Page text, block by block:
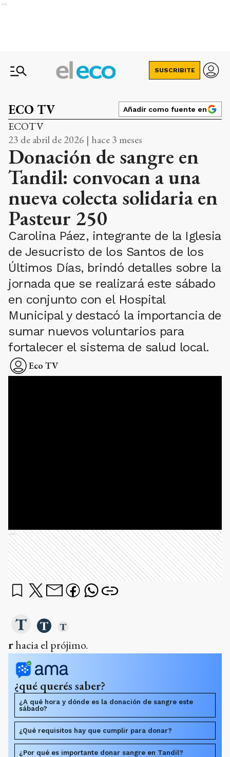
Ads
SUSCRIBITE
ECO TV Añadir como fuente en
ECOTV
23 de abril de 2026 | hace 3 meses
Donación de sangre en
Tandil: convocan a una
nueva colecta solidaria en
Pasteur 250
Carolina Páez, integrante de la Iglesia
de Jesucristo de los Santos de los
Últimos Días, brindó detalles sobre la
jornada que se realizará este sábado
en conjunto con el Hospital
Municipal y destacó la importancia de
sumar nuevos voluntarios para
fortalecer el sistema de salud local.
Eco TV
Ads
rhacia el prójimo.
¿qué querés saber?
¿A qué hora y dónde es la donación de sangre este
sábado?
¿Qué requisitos hay que cumplir para donar?
¿Por qué es importante donar sangre en Tandil?